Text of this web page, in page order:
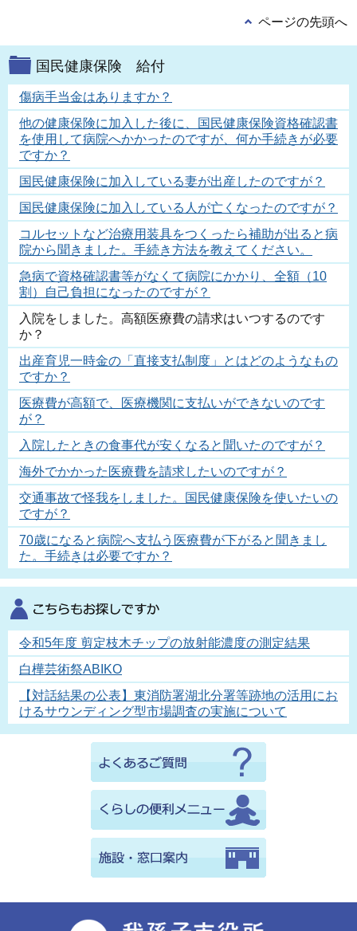
ページの先頭へ
国民健康保険 給付
傷病手当金はありますか？
他の健康保険に加入した後に、国民健康保険資格確認書
を使用して病院へかかったのですが、何か手続きが必要
ですか？
国民健康保険に加入している妻が出産したのですが？
国民健康保険に加入している人が亡くなったのですが？
コルセットなど治療用装具をつくったら補助が出ると病
院から聞きました。手続き方法を教えてください。
急病で資格確認書等がなくて病院にかかり、全額（10
割）自己負担になったのですが？
入院をしました。高額医療費の請求はいつするのです
か？
出産育児一時金の「直接支払制度」とはどのようなもの
ですか？
医療費が高額で、医療機関に支払いができないのです
が？
入院したときの食事代が安くなると聞いたのですが？
海外でかかった医療費を請求したいのですが？
交通事故で怪我をしました。国民健康保険を使いたいの
ですが？
70歳になると病院へ支払う医療費が下がると聞きまし
た。手続きは必要ですか？
令和5年度 剪定枝木チップの放射能濃度の測定結果
白樺芸術祭ABIKO
【対話結果の公表】東消防署湖北分署等跡地の活用にお
けるサウンディング型市場調査の実施について